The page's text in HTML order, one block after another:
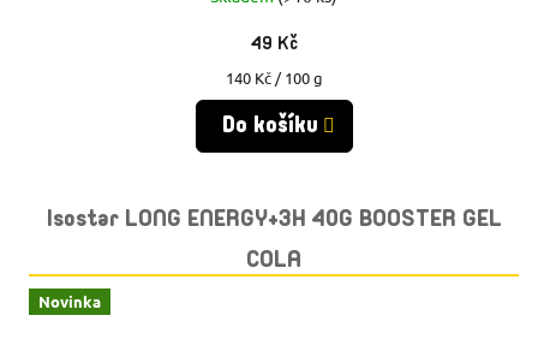
49 Kč
Měrná
cena:
140 Kč / 100 g
Do košíku
Isostar LONG ENERGY+3H 40G BOOSTER GEL
COLA
Novinka